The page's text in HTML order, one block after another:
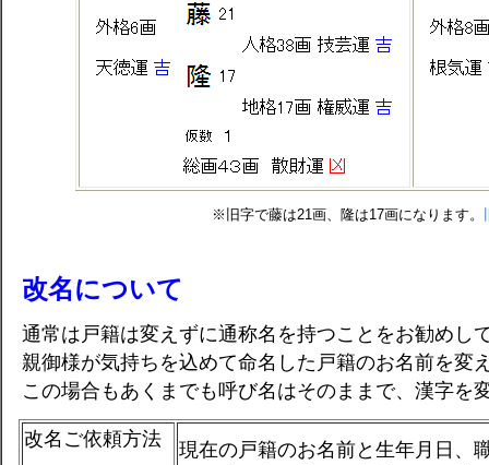
※旧字で藤は21画、隆は17画になります。
改名について
通常は戸籍は変えずに通称名を持つことをお勧めし
親御様が気持ちを込めて命名した戸籍のお名前を変
この場合もあくまでも呼び名はそのままで、漢字を
改名ご依頼方法
現在の戸籍のお名前と生年月日、